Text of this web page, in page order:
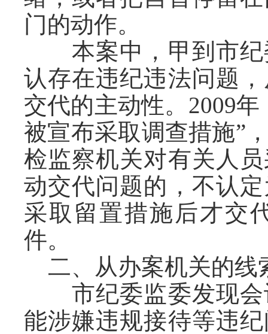
门的动作。
本案中，甲到市纪
认存在违纪违法问题
交代的主动性。 2009年
被宣布采取调查措施”
检监察机关对有关人
动交代问题的，不认
采取留置措施后才交
件。
二、从办案机关的线
市纪委监委发现会
能涉嫌违规接待等违